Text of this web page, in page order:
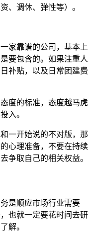
、调休、弹性等）。
家靠谱的公司，基本上
要包含的。如果注重人
补贴，以及日常团建费
度的标准，态度越马虎
入。
一开始说的不对版，那
心理准备，不要在持续
争取自己的相关权益。
是顺应市场行业需要
也就一定要花时间去研
解。